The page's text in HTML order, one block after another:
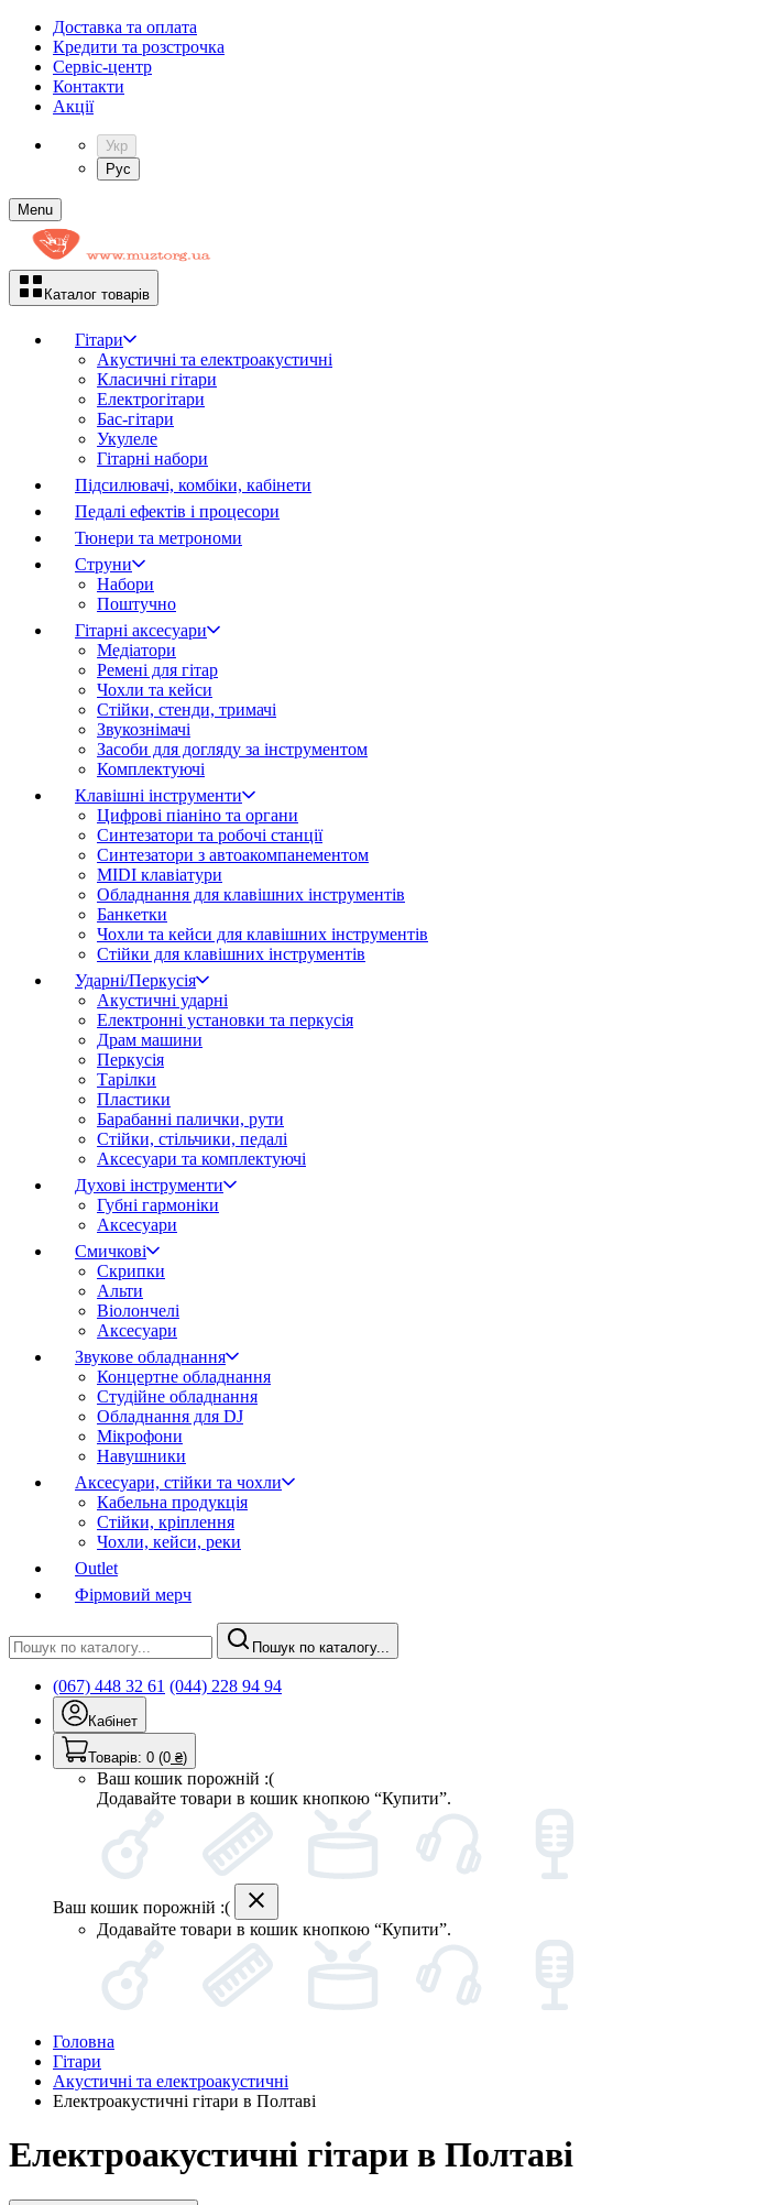
Доставка та оплата
Кредити та розстрочка
Сервіc-центр
Контакти
Акції
Укр
Рус
Menu
Каталог товарів
Гітари
Акустичні та електроакустичні
Класичні гітари
Електрогітари
Бас-гітари
Укулеле
Гітарні набори
Підсилювачі, комбіки, кабінети
Педалі ефектів і процесори
Тюнери та метрономи
Струни
Набори
Поштучно
Гітарні аксесуари
Медіатори
Ремені для гітар
Чохли та кейси
Стійки, стенди, тримачі
Звукознімачі
Засоби для догляду за інструментом
Комплектуючі
Клавішні інструменти
Цифрові піаніно та органи
Синтезатори та робочі станції
Синтезатори з автоакомпанементом
MIDI клавіатури
Обладнання для клавішних інструментів
Банкетки
Чохли та кейси для клавішних інструментів
Стійки для клавішних інструментів
Ударні/Перкусія
Акустичні ударні
Електронні установки та перкусія
Драм машини
Перкусія
Тарілки
Пластики
Барабанні палички, рути
Стійки, стільчики, педалі
Аксесуари та комплектуючі
Духові інструменти
Губні гармоніки
Аксесуари
Смичкові
Скрипки
Альти
Віолончелі
Аксесуари
Звукове обладнання
Концертне обладнання
Студійне обладнання
Обладнання для DJ
Мікрофони
Навушники
Аксесуари, стійки та чохли
Кабельна продукція
Стійки, кріплення
Чохли, кейси, реки
Outlet
Фірмовий мерч
Пошук по каталогу...
(067) 448 32 61 (044) 228 94 94
Кабінет
Товарів: 0 (0 ₴)
Ваш кошик порожній :(
Додавайте товари в кошик кнопкою “Купити”.
Ваш кошик порожній :(
Додавайте товари в кошик кнопкою “Купити”.
Головна
Гітари
Акустичні та електроакустичні
Електроакустичні гітари в Полтаві
Електроакустичні гітари в Полтаві